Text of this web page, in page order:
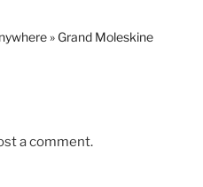
» Grand Moleskine
a comment.